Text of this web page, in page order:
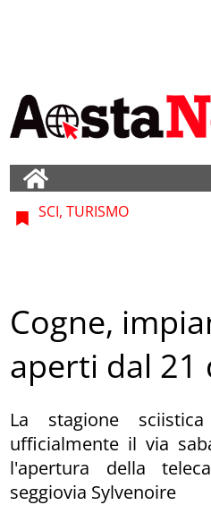
SCI, TURISMO
Cogne,
aperti dal 21
La stagione
ufficialmente il via
l'apertura della
seggiovia Sylvenoire